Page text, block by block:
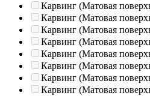
Карвинг (Матовая
Карвинг (Матовая
Карвинг (Матовая
Карвинг (Матовая
Карвинг (Матовая
Карвинг (Матовая
Карвинг (Матовая
Карвинг (Матовая